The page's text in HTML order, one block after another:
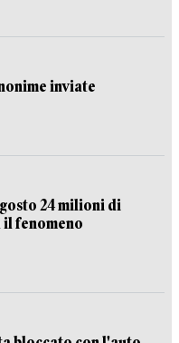
inviate
24 milioni di
il fenomeno